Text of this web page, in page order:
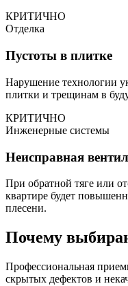
КРИТИЧНО
Отделка
Пустоты в плитке
Нарушение технологии
плитки и трещинам в
КРИТИЧНО
Инженерные системы
Неисправная
При обратной тяге или
квартире будет
плесени.
Почему
Профессиональная
скрытых дефектов и